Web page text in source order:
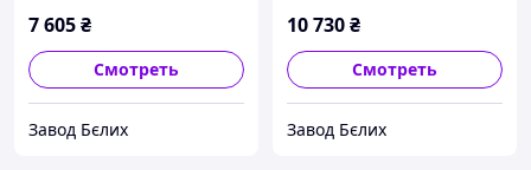
7 605₴
Смотреть
Завод Бєлих
10 730₴
Смотреть
Завод Бєлих